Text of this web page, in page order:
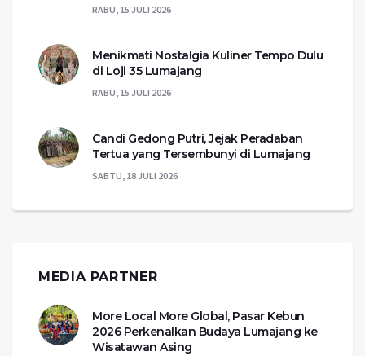
RABU, 15 JULI 2026
Menikmati Nostalgia Kuliner Tempo Dulu
di Loji 35 Lumajang
RABU, 15 JULI 2026
Candi Gedong Putri, Jejak Peradaban
Tertua yang Tersembunyi di Lumajang
SABTU, 18 JULI 2026
MEDIA PARTNER
More Local More Global, Pasar Kebun
2026 Perkenalkan Budaya Lumajang ke
Wisatawan Asing